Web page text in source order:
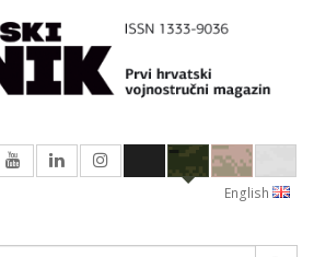
English